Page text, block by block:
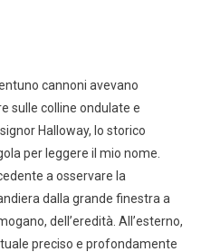
cannoni avevano
sulle colline ondulate e
Halloway, lo storico
per leggere il mio nome.
a osservare la
dalla grande finestra a
dell’eredità. All’esterno,
preciso e profondamente